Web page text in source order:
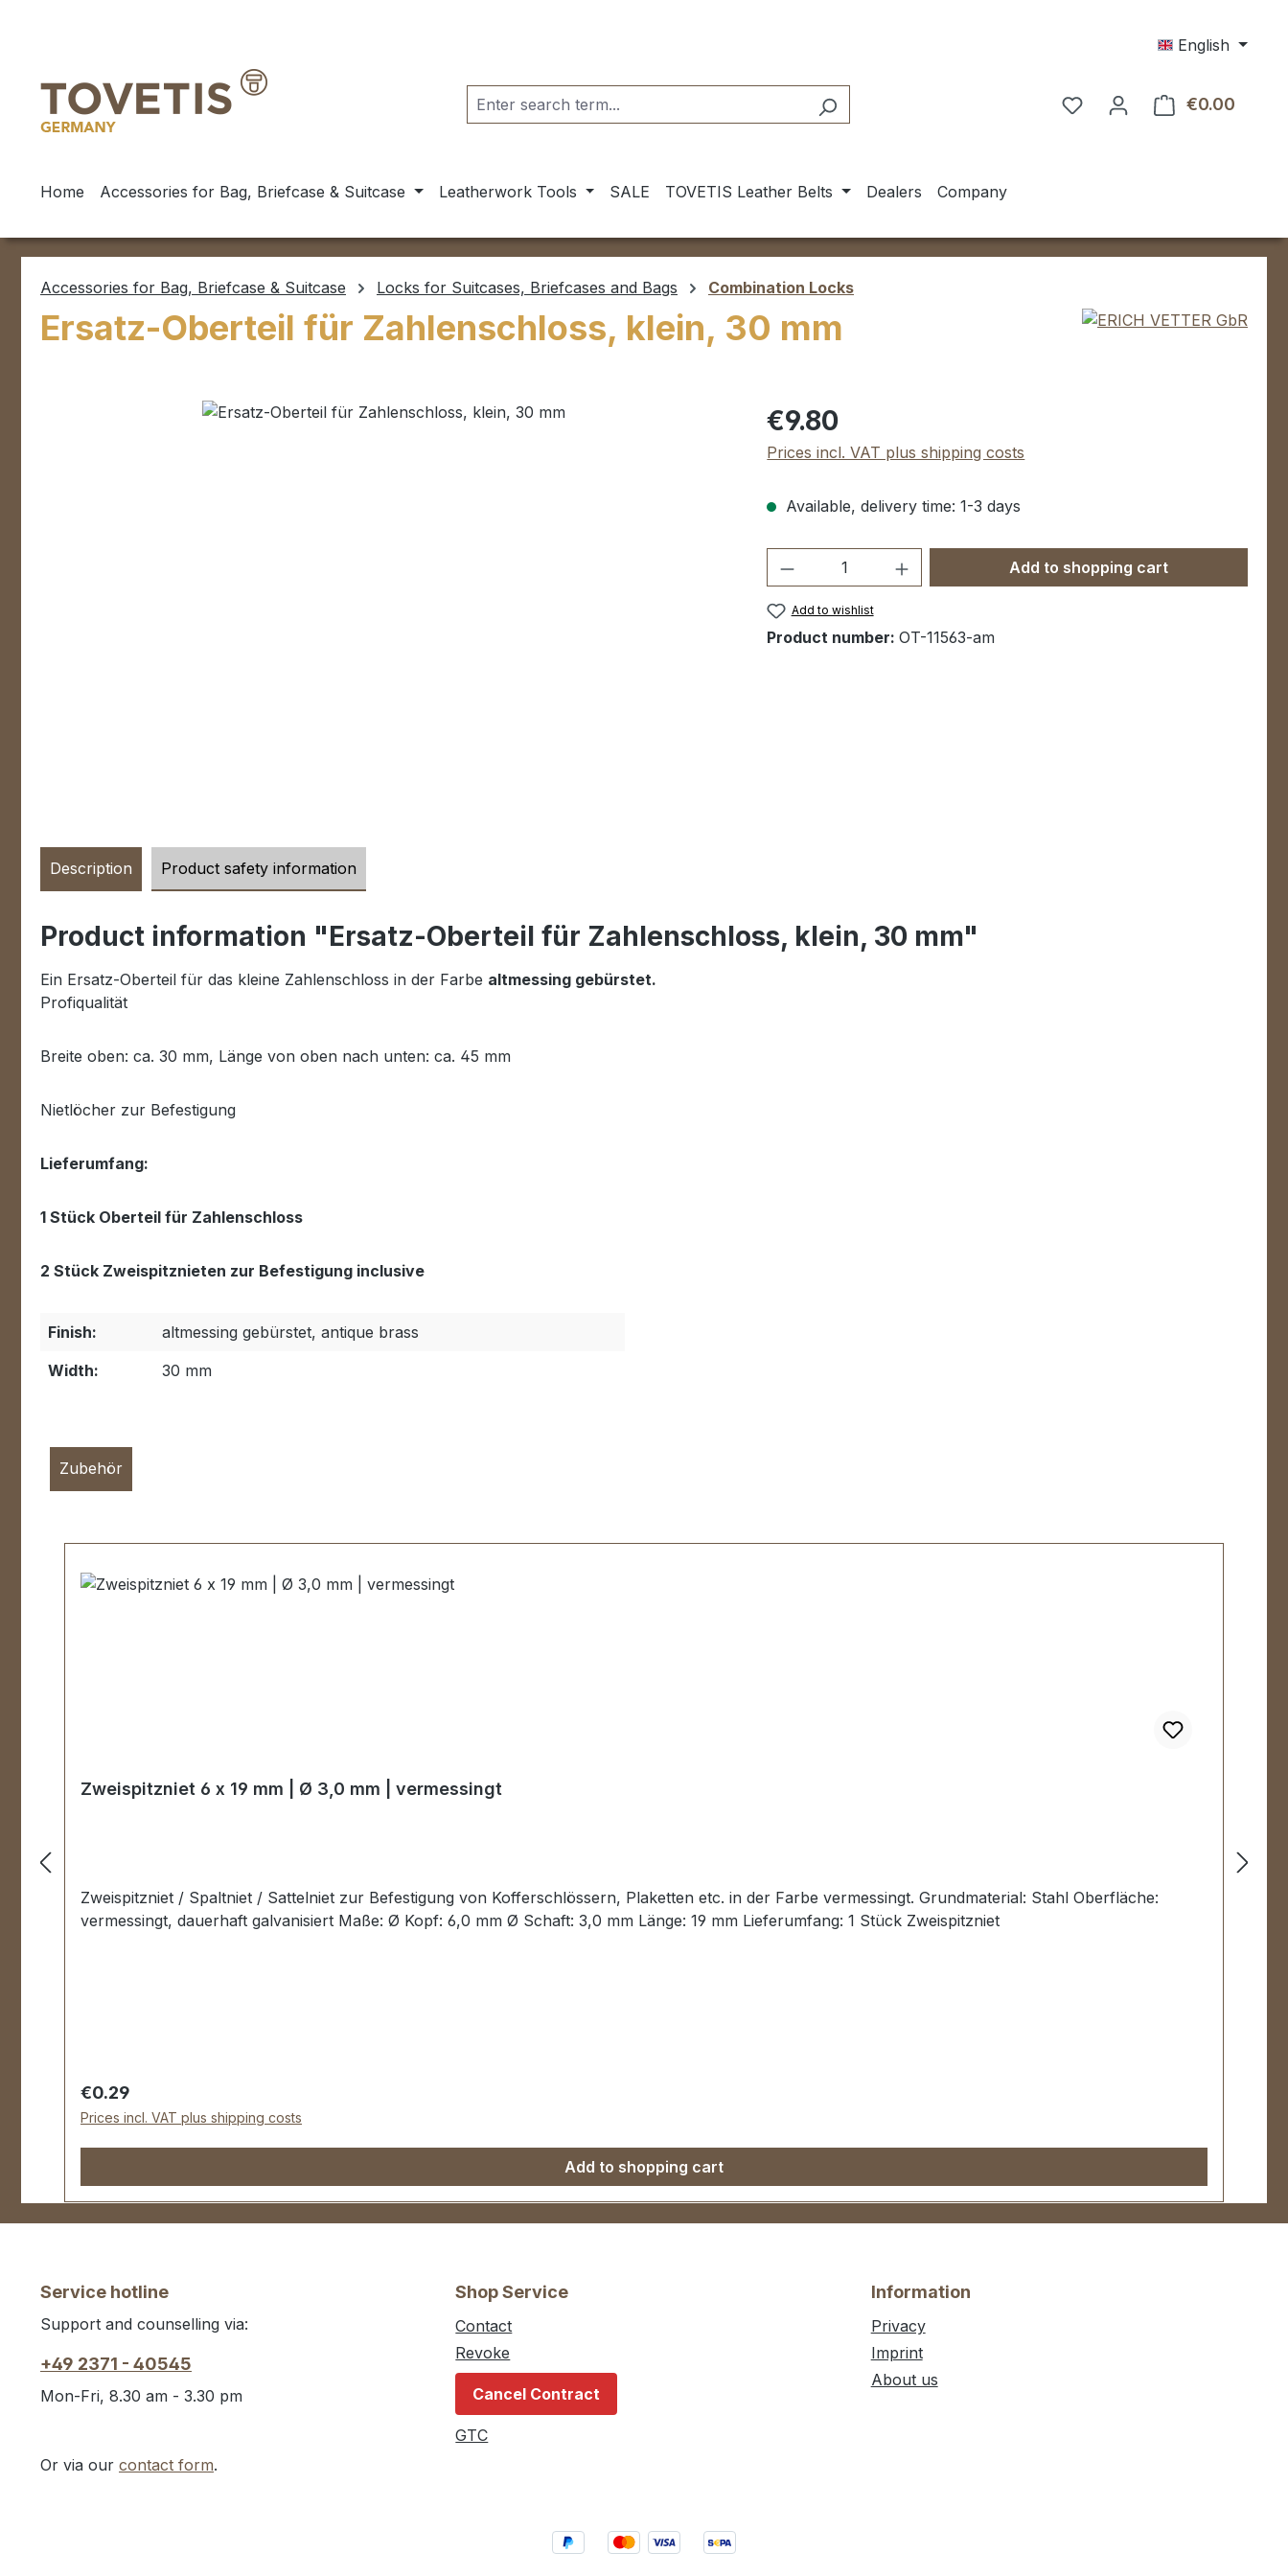
English
€0.00
Home Accessories for Bag, Briefcase & Suitcase Leatherwork Tools SALE TOVETIS Leather Belts Dealers Company
Accessories for Bag, Briefcase & Suitcase Locks for Suitcases, Briefcases and Bags Combination Locks
Ersatz-Oberteil für Zahlenschloss, klein, 30 mm
Regular price:
€9.80
Prices incl. VAT plus shipping costs
Available, delivery time: 1-3 days
Product Quantity: Enter the desired amount
Add to shopping cart
Add to wishlist
Product number:OT-11563-am
Description Product safety information
Product information "Ersatz-Oberteil für Zahlenschloss, klein, 30 mm"
Ein Ersatz-Oberteil für das kleine Zahlenschloss in der Farbe altmessing gebürstet.
Profiqualität
Breite oben: ca. 30 mm, Länge von oben nach unten: ca. 45 mm
Nietlöcher zur Befestigung
Lieferumfang:
1 Stück Oberteil für Zahlenschloss
2 Stück Zweispitznieten zur Befestigung inclusive
Finish:
altmessing gebürstet, antique brass
Width:
30 mm
Zubehör
Zweispitzniet 6 x 19 mm | Ø 3,0 mm | vermessingt
Zweispitzniet / Spaltniet / Sattelniet zur Befestigung von Kofferschlössern, Plaketten etc. in der Farbe vermessingt. Grundmaterial: Stahl Oberfläche:
vermessingt, dauerhaft galvanisiert Maße: Ø Kopf: 6,0 mm Ø Schaft: 3,0 mm Länge: 19 mm Lieferumfang: 1 Stück Zweispitzniet
Regular price:
€0.29
Prices incl. VAT plus shipping costs
Add to shopping cart
Service hotline
Support and counselling via:
+49 2371 - 40545
Mon-Fri, 8.30 am - 3.30 pm
Or via our contact form.
Shop Service
Contact
Revoke
Cancel Contract
GTC
Information
Privacy
Imprint
About us